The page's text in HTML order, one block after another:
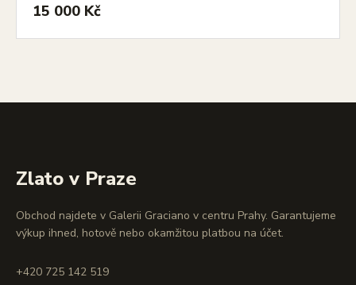
15 000 Kč
Zlato v Praze
Obchod najdete v Galerii Graciano v centru Prahy. Garantujeme
výkup ihned, hotově nebo okamžitou platbou na účet.
+420 725 142 519